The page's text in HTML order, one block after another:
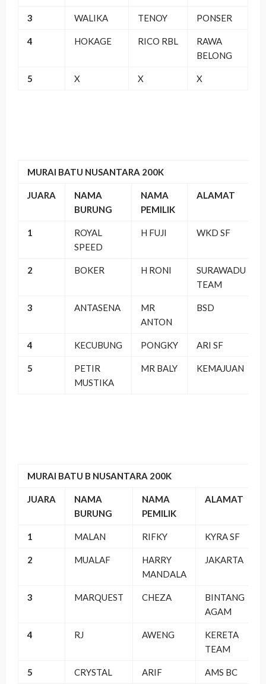
3 WALIKA TENOY PONSER
4 HOKAGE RICO RBL
RAWA
BELONG
5 X X X
MURAI BATU NUSANTARA 200K
JUARA
NAMA
BURUNG
NAMA
PEMILIK
ALAMAT
1
ROYAL
SPEED
H FUJI WKD SF
2 BOKER H RONI
SURAWADU
TEAM
3 ANTASENA
MR
ANTON
BSD
4 KECUBUNG PONGKY ARI SF
5
PETIR
MUSTIKA
MR BALY KEMAJUAN
MURAI BATU B NUSANTARA 200K
JUARA
NAMA
BURUNG
NAMA
PEMILIK
ALAMAT
1 MALAN RIFKY KYRA SF
2 MUALAF
HARRY
MANDALA
JAKARTA
3 MARQUEST CHEZA
BINTANG
AGAM
4 RJ AWENG
KERETA
TEAM
5 CRYSTAL ARIF AMS BC